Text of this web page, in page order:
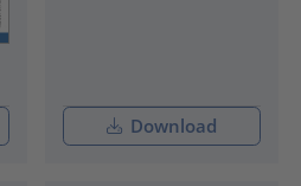
Download